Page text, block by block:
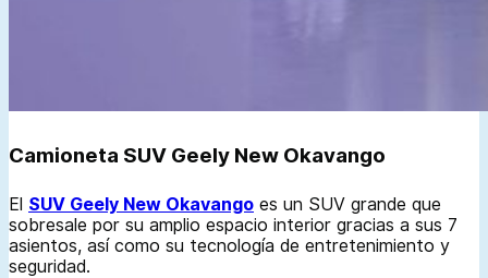
Camioneta SUV Geely New Okavango
El SUV Geely New Okavango es un SUV grande que
sobresale por su amplio espacio interior gracias a sus 7
asientos, así como su tecnología de entretenimiento y
seguridad.